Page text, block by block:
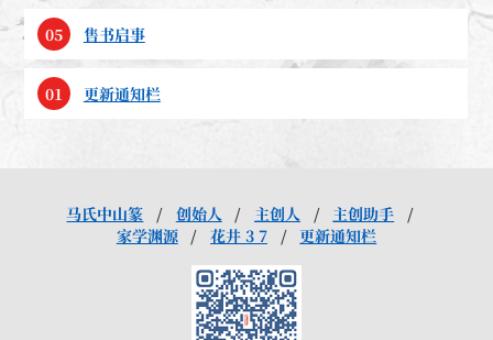
05 售书启事
01 更新通知栏
马氏中山篆 创始人 主创人
主创助手
家学渊源
花井 3 7 更新通知栏